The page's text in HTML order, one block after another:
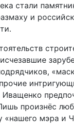
стали
и
Иващенко
произнёс
«нашего мэра и